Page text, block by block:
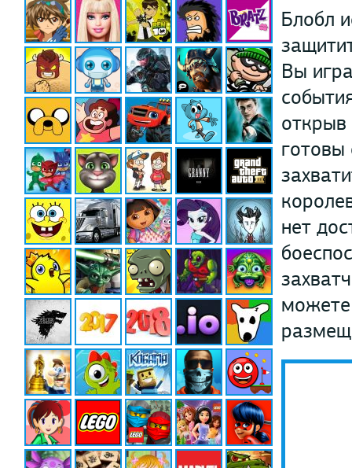
Блобл
Вы
готовы
нет